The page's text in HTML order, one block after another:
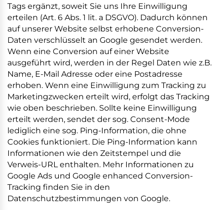
Tags ergänzt, soweit Sie uns Ihre Einwilligung
erteilen (Art. 6 Abs. 1 lit. a DSGVO). Dadurch können
auf unserer Website selbst erhobene Conversion-
Daten verschlüsselt an Google gesendet werden.
Wenn eine Conversion auf einer Website
ausgeführt wird, werden in der Regel Daten wie z.B.
Name, E-Mail Adresse oder eine Postadresse
erhoben. Wenn eine Einwilligung zum Tracking zu
Marketingzwecken erteilt wird, erfolgt das Tracking
wie oben beschrieben. Sollte keine Einwilligung
erteilt werden, sendet der sog. Consent-Mode
lediglich eine sog. Ping-Information, die ohne
Cookies funktioniert. Die Ping-Information kann
Informationen wie den Zeitstempel und die
Verweis-URL enthalten. Mehr Informationen zu
Google Ads und Google enhanced Conversion-
Tracking finden Sie in den
Datenschutzbestimmungen von Google.